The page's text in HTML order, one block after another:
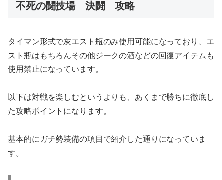
不死の闘技場 決闘 攻略
タイマン形式で灰エスト瓶のみ使用可能になっており、エ
スト瓶はもちろんその他ジークの酒などの回復アイテムも
使用禁止になっています。
以下は対戦を楽しむというよりも、あくまで勝ちに徹底し
た攻略ポイントになります。
基本的にガチ勢装備の項目で紹介した通りになっていま
す。